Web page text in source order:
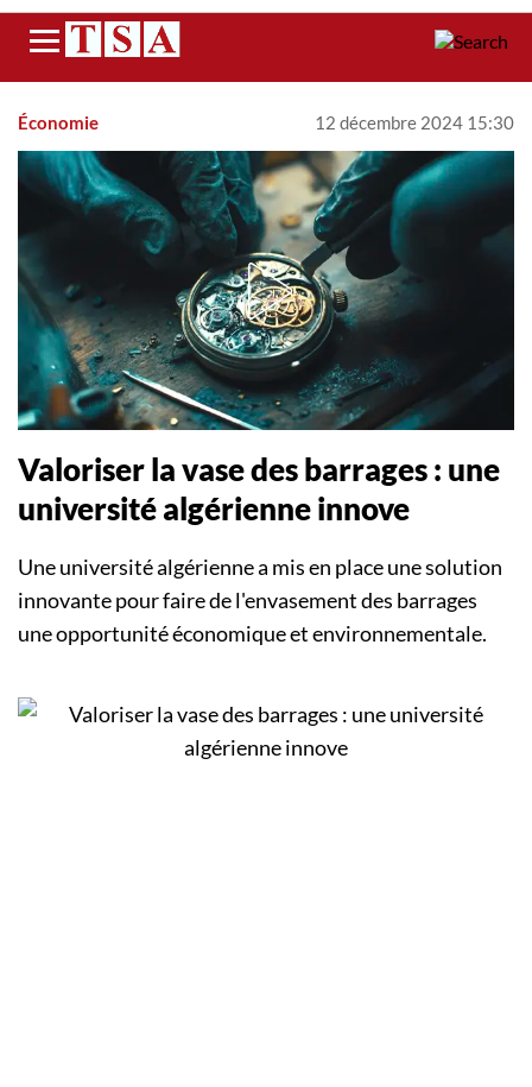
Menu
Économie 12 décembre 2024 15:30
Valoriser la vase des barrages : une
université algérienne innove
Une université algérienne a mis en place une solution
innovante pour faire de l'envasement des barrages
une opportunité économique et environnementale.